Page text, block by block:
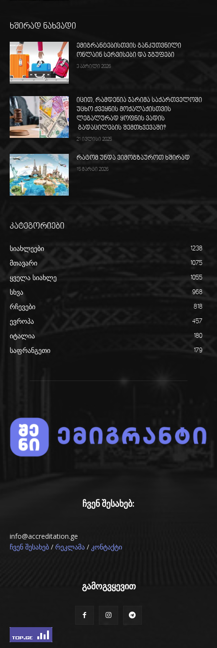
ხშირად ნახვადი
ემიგრანტებისთვის განკუთვნილი
ონლაინ სერვისები და ჯგუფები
3 აპრილი 2026
იცით, რამდენია ჯარიმა საქართველოში
უცხო ქვეყნის მოქალაქისთვის
ლეგალურად ყოფნის ვადის
გადაცილების შემთხვევაში?
21 ივლისი 2025
რატომ უნდა ვიმოგზაუროთ ხშირად
15 მარტი 2026
კატეგორიები
სიახლეები 1238
მთავარი 1075
ყველა სიახლე 1055
სხვა 968
რჩევები 818
ევროპა 457
იტალია 180
საფრანგეთი 179
ჩვენ შესახებ:
info@accreditation.ge
ჩვენ შესახებ / რეკლამა / კონტაქტი
გამოგვყევით